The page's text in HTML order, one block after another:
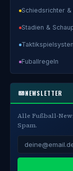
Schiedsrichter
Stadien &
Fuballregeln
NEWSLETTER
Alle Fußball-
Spam.